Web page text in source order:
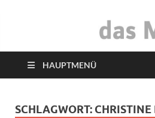
das
HAUPTMENÜ
SCHLAGWORT: CHRISTINE